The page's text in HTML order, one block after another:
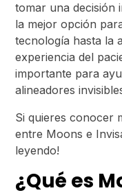
tomar una decisión
la mejor opción
tecnología hasta la
experiencia del
importante para
alineadores
Si quieres conocer
entre Moons e
leyendo!
¿Qué es